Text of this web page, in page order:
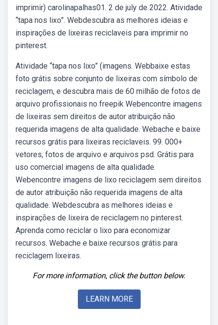
imprimir) carolinapalhas01. 2 de july de 2022. Atividade
“tapa nos lixo”. Webdescubra as melhores ideias e
inspirações de lixeiras reciclaveis para imprimir no
pinterest.
Atividade “tapa nos lixo” (imagens. Webbaixe estas
foto grátis sobre conjunto de lixeiras com símbolo de
reciclagem, e descubra mais de 60 milhão de fotos de
arquivo profissionais no freepik Webencontre imagens
de lixeiras sem direitos de autor atribuição não
requerida imagens de alta qualidade. Webache e baixe
recursos grátis para lixeiras reciclaveis. 99. 000+
vetores, fotos de arquivo e arquivos psd. Grátis para
uso comercial imagens de alta qualidade.
Webencontre imagens de lixo reciclagem sem direitos
de autor atribuição não requerida imagens de alta
qualidade. Webdescubra as melhores ideias e
inspirações de lixeira de reciclagem no pinterest.
Aprenda como reciclar o lixo para economizar
recursos. Webache e baixe recursos grátis para
reciclagem lixeiras.
For more information, click the button below.
LEARN MORE